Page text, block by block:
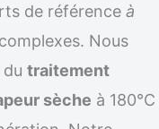
de référence à
Nous
du traitement
sèche à 180°C